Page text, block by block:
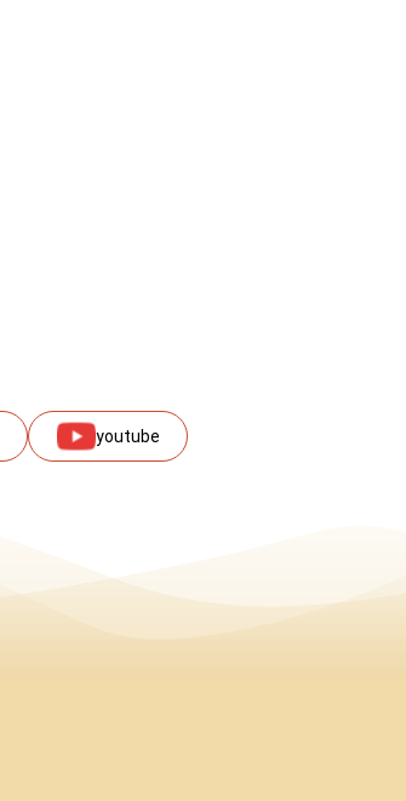
youtube